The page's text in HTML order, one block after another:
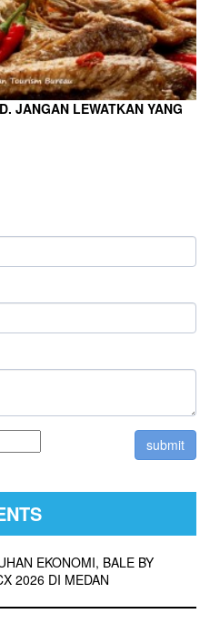
JANGAN LEWATKAN YANG
EKONOMI, BALE BY
2026 DI MEDAN